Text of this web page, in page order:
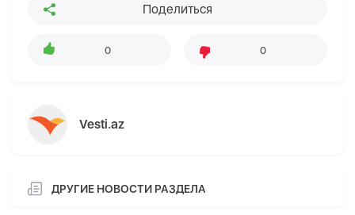
Поделиться
0 0
Vesti.az
ДРУГИЕ НОВОСТИ РАЗДЕЛА